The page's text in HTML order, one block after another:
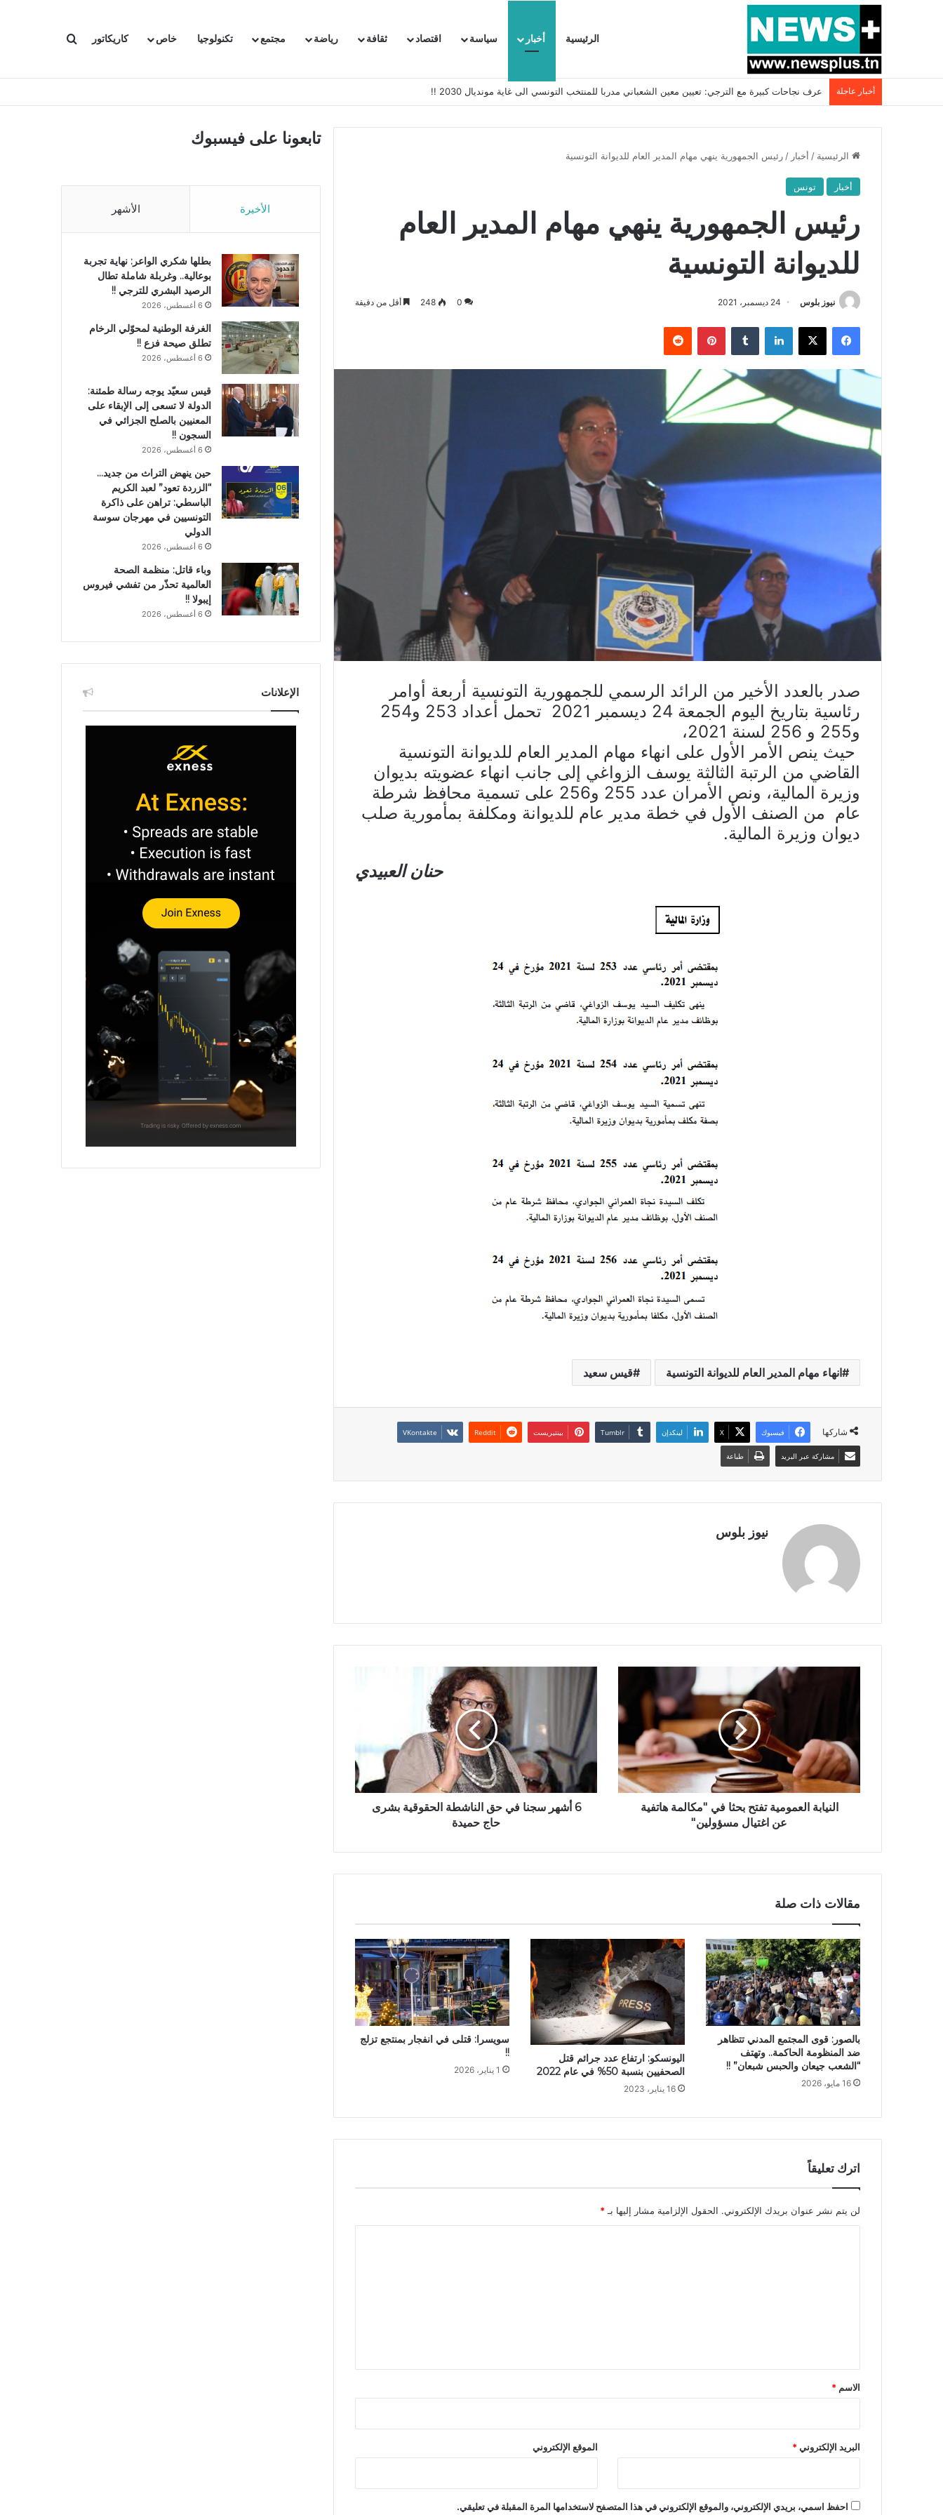
الرئيسية أخبار سياسة اقتصاد ثقافة رياضة مجتمع تكنولوجيا خاص كاريكاتور بحث عن
أخبار عاجلة بسبب المرزوقي وبتكليف من سعيّد: الخارجية تستدعي السفيرة الفرنسية بتونس وتبلغها احتجاجا شديد اللهجة !!
الرئيسية / أخبار / رئيس الجمهورية ينهي مهام المدير العام للديوانة التونسية
أخبار تونس
رئيس الجمهورية ينهي مهام المدير العام
للديوانة التونسية
نيوز بلوس 24 ديسمبر، 2021 0
248 أقل من دقيقة
فيسبوك X لينكدإن بينتيريست
صدر بالعدد الأخير من الرائد الرسمي للجمهورية التونسية أربعة أوامر
رئاسية بتاريخ اليوم الجمعة 24 ديسمبر 2021 تحمل أعداد 253 و254
و255 و 256 لسنة 2021،
حيث ينص الأمر الأول على انهاء مهام المدير العام للديوانة التونسية
القاضي من الرتبة الثالثة يوسف الزواغي إلى جانب انهاء عضويته بديوان
وزيرة المالية، ونص الأمران عدد 255 و256 على تسمية محافظ شرطة
عام من الصنف الأول في خطة مدير عام للديوانة ومكلفة بمأمورية صلب
ديوان وزيرة المالية.
حنان العبيدي
انهاء مهام المدير العام للديوانة التونسية قيس سعيد
شاركها فيسبوك X لينكدإن بينتيريست
مشاركة عبر البريد طباعة
نيوز بلوس
النيابة العمومية تفتح بحثا في ''مكالمة هاتفية
عن اغتيال مسؤولين''
6 أشهر سجنا في حق الناشطة الحقوقية بشرى
حاج حميدة
مقالات ذات صلة
بالصور: قوى المجتمع المدني تتظاهر
ضد المنظومة الحاكمة.. وتهتف
“الشعب جيعان والحبس شبعان” !!
16 مايو، 2026
اليونسكو: ارتفاع عدد جرائم قتل
الصحفيين بنسبة 50% في عام 2022
16 يناير، 2023
سويسرا: قتلى في انفجار بمنتجع تزلج
!!
1 يناير، 2026
اترك تعليقاً
لن يتم نشر عنوان بريدك الإلكتروني. الحقول الإلزامية مشار إليها بـ *
*
الاسم *
البريد الإلكتروني* الموقع الإلكتروني
احفظ اسمي، بريدي الإلكتروني، والموقع الإلكتروني في هذا المتصفح لاستخدامها المرة المقبلة في تعليقي.
تابعونا على فيسبوك
الأخيرة الأشهر
بطلها شكري الواعر: نهاية تجربة
بوعالية.. وغربلة شاملة تطال
الرصيد البشري للترجي !!
6 أغسطس، 2026
الغرفة الوطنية لمحوّلي الرخام
تطلق صيحة فزع !!
6 أغسطس، 2026
قيس سعيّد يوجه رسالة طمئنة:
الدولة لا تسعى إلى الإبقاء على
المعنيين بالصلح الجزائي في
السجون !!
6 أغسطس، 2026
حين ينهض التراث من جديد…
“الزردة تعود” لعبد الكريم
الباسطي: تراهن على ذاكرة
التونسيين في مهرجان سوسة
الدولي
6 أغسطس، 2026
وباء قاتل: منظمة الصحة
العالمية تحذّر من تفشي فيروس
إيبولا !!
6 أغسطس، 2026
الإعلانات